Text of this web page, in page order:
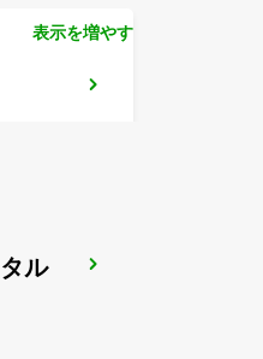
表示を増やす
ル